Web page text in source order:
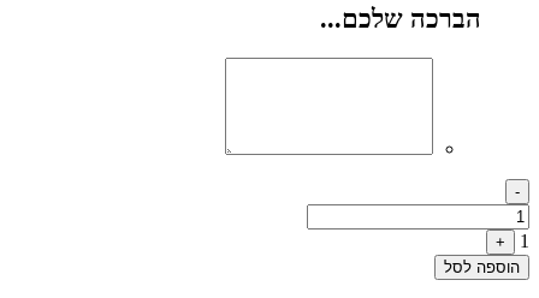
הברכה שלכם...
Quantity
-
1
+
הוספה לסל